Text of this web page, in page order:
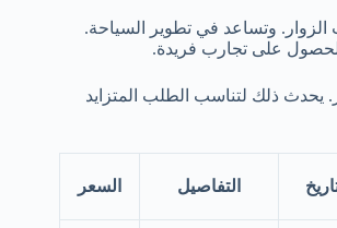
وتساعد في تطوير السياحة.
على تجارب فريدة.
يحدث ذلك لتناسب الطلب المتزايد
التفاصيل السعر